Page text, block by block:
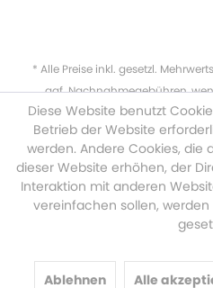
* Alle Preise inkl. gesetzl.
ggf. Nachnahmegebühren,
Diese Website benutzt
Betrieb der Website
werden. Andere Cookies, die
dieser Website erhöhen, der
Interaktion mit anderen
vereinfachen sollen,
Ablehnen Alle